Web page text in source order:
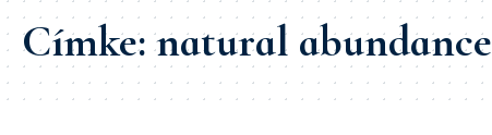
Címke:natural abundance